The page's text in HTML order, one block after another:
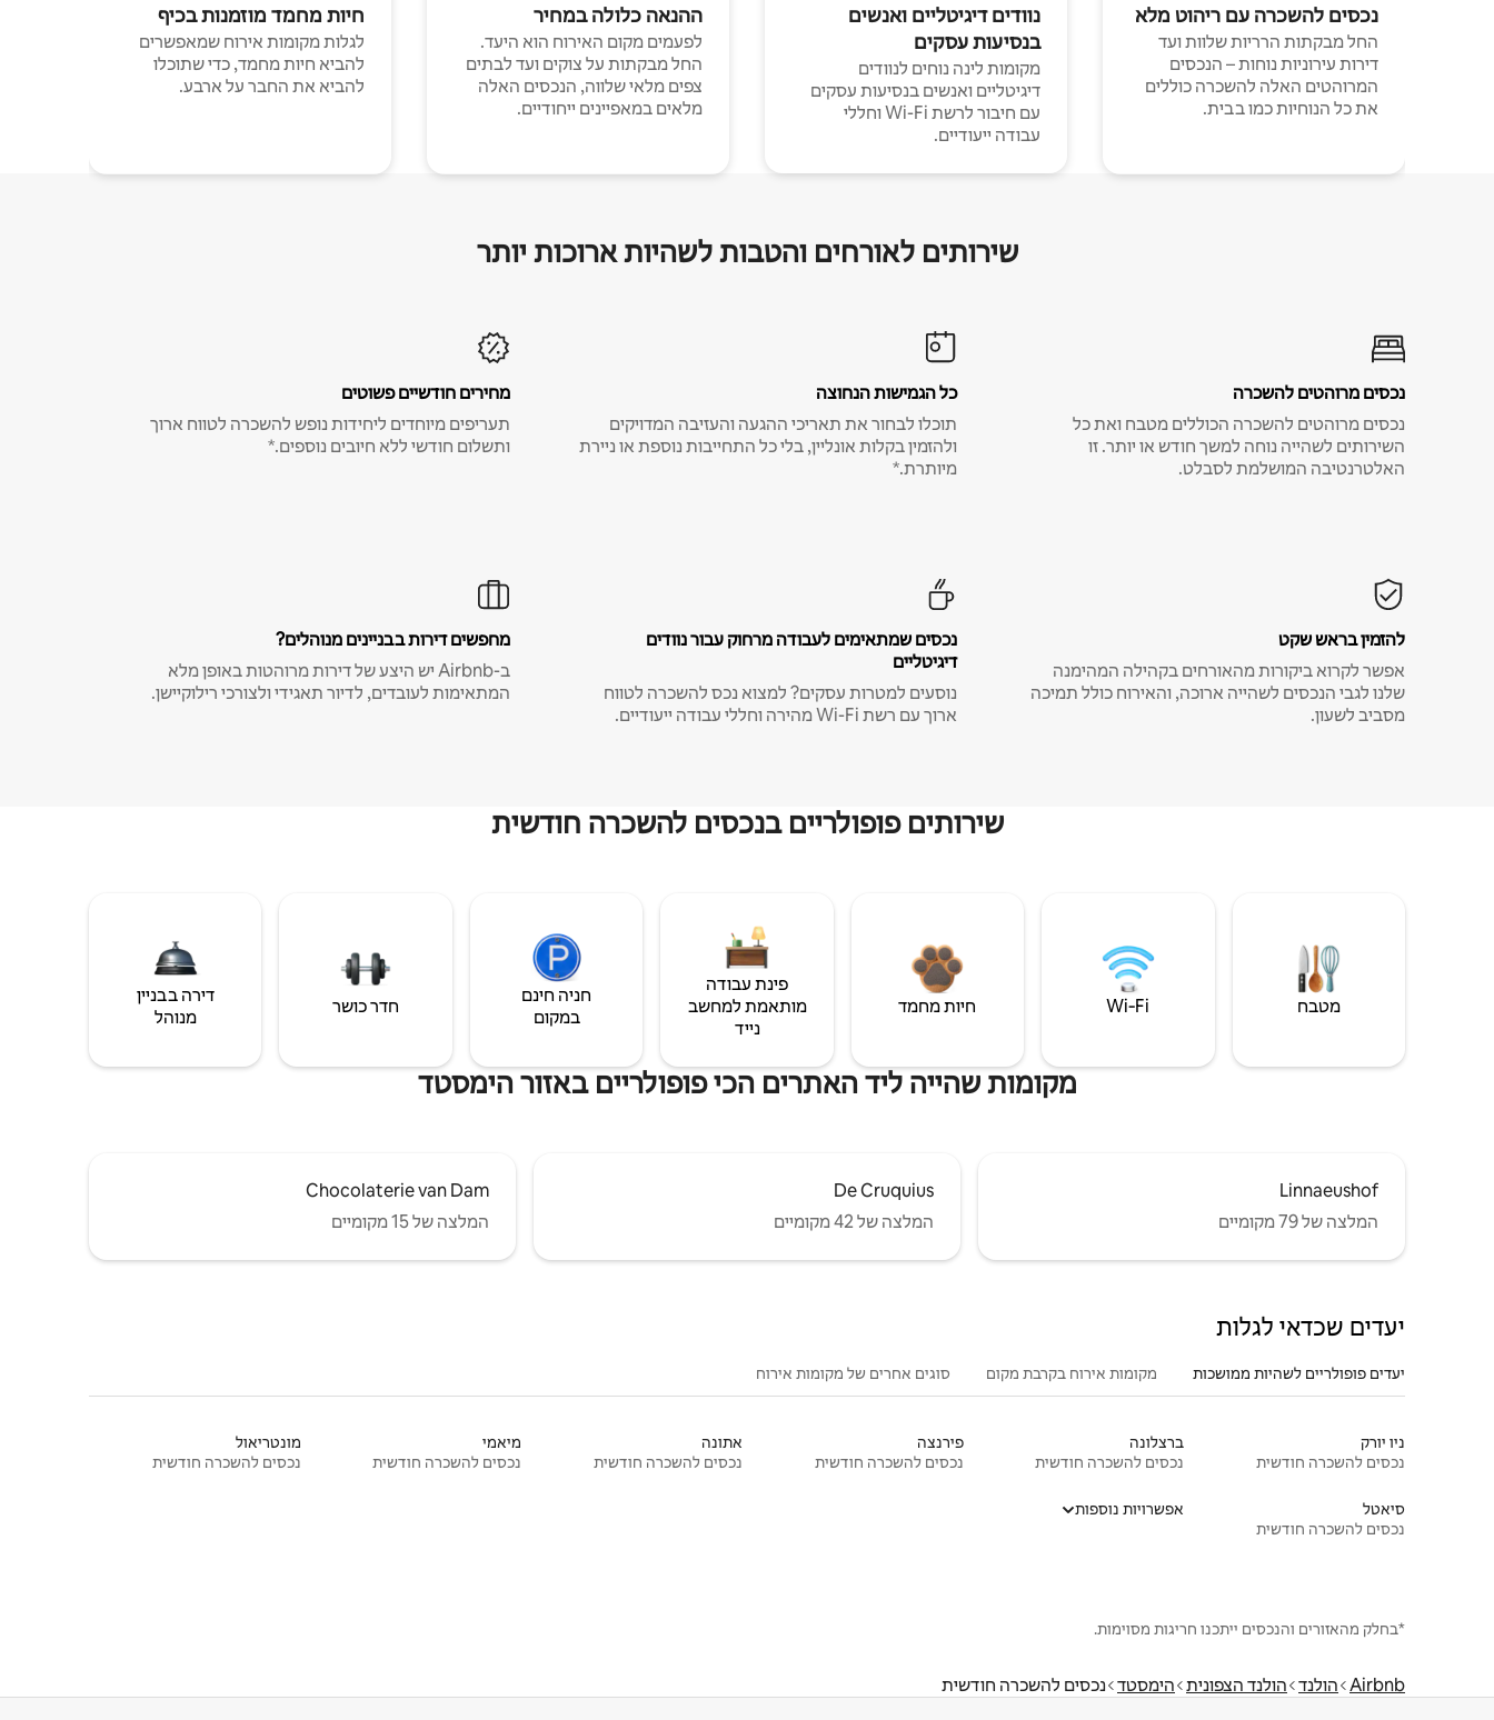
נכסים להשכרה עם ריהוט מלא
החל מבקתות הרריות שלוות ועד
דירות עירוניות נוחות – הנכסים
המרוהטים האלה להשכרה כוללים
את כל הנוחיות כמו בבית.
נוודים דיגיטליים ואנשים
בנסיעות עסקים
מקומות לינה נוחים לנוודים
דיגיטליים ואנשים בנסיעות עסקים
עם חיבור לרשת Wi-Fi וחללי
עבודה ייעודיים.
ההנאה כלולה במחיר
לפעמים מקום האירוח הוא היעד.
החל מבקתות על צוקים ועד לבתים
צפים מלאי שלווה, הנכסים האלה
מלאים במאפיינים ייחודיים.
חיות מחמד מוזמנות בכיף
לגלות מקומות אירוח שמאפשרים
להביא חיות מחמד, כדי שתוכלו
להביא את החבר על ארבע.
שירותים לאורחים והטבות לשהיות ארוכות יותר
נכסים מרוהטים להשכרה
נכסים מרוהטים להשכרה הכוללים מטבח ואת כל
השירותים לשהייה נוחה למשך חודש או יותר. זו
האלטרנטיבה המושלמת לסבלט.
כל הגמישות הנחוצה
תוכלו לבחור את תאריכי ההגעה והעזיבה המדויקים
ולהזמין בקלות אונליין, בלי כל התחייבות נוספת או ניירת
מיותרת.*
מחירים חודשיים פשוטים
תעריפים מיוחדים ליחידות נופש להשכרה לטווח ארוך
ותשלום חודשי ללא חיובים נוספים.*
להזמין בראש שקט
אפשר לקרוא ביקורות מהאורחים בקהילה המהימנה
שלנו לגבי הנכסים לשהייה ארוכה, והאירוח כולל תמיכה
מסביב לשעון.
נכסים שמתאימים לעבודה מרחוק עבור נוודים
דיגיטליים
נוסעים למטרות עסקים? למצוא נכס להשכרה לטווח
ארוך עם רשת Wi-Fi מהירה וחללי עבודה ייעודיים.
מחפשים דירות בבניינים מנוהלים?
ב-Airbnb יש היצע של דירות מרוהטות באופן מלא
המתאימות לעובדים, לדיור תאגידי ולצורכי רילוקיישן.
שירותים פופולריים בנכסים להשכרה חודשית
מטבח Wi‑Fi חיות מחמד
פינת עבודה
מותאמת למחשב
נייד
חניה חינם
במקום
חדר כושר
דירה בבניין
מנוהל
מקומות שהייה ליד האתרים הכי פופולריים באזור הימסטד
Linnaeushof
המלצה של 79 מקומיים
De Cruquius
המלצה של 42 מקומיים
Chocolaterie van Dam
המלצה של 15 מקומיים
יעדים שכדאי לגלות
יעדים פופולריים לשהיות ממושכות מקומות אירוח בקרבת מקום סוגים אחרים של מקומות אירוח
ניו יורק
נכסים להשכרה חודשית
ברצלונה
נכסים להשכרה חודשית
פירנצה
נכסים להשכרה חודשית
אתונה
נכסים להשכרה חודשית
מיאמי
נכסים להשכרה חודשית
מונטריאול
נכסים להשכרה חודשית
סיאטל
נכסים להשכרה חודשית
אפשרויות נוספות
*בחלק מהאזורים והנכסים ייתכנו חריגות מסוימות.
Airbnb הולנד הולנד הצפונית הימסטד נכסים להשכרה חודשית